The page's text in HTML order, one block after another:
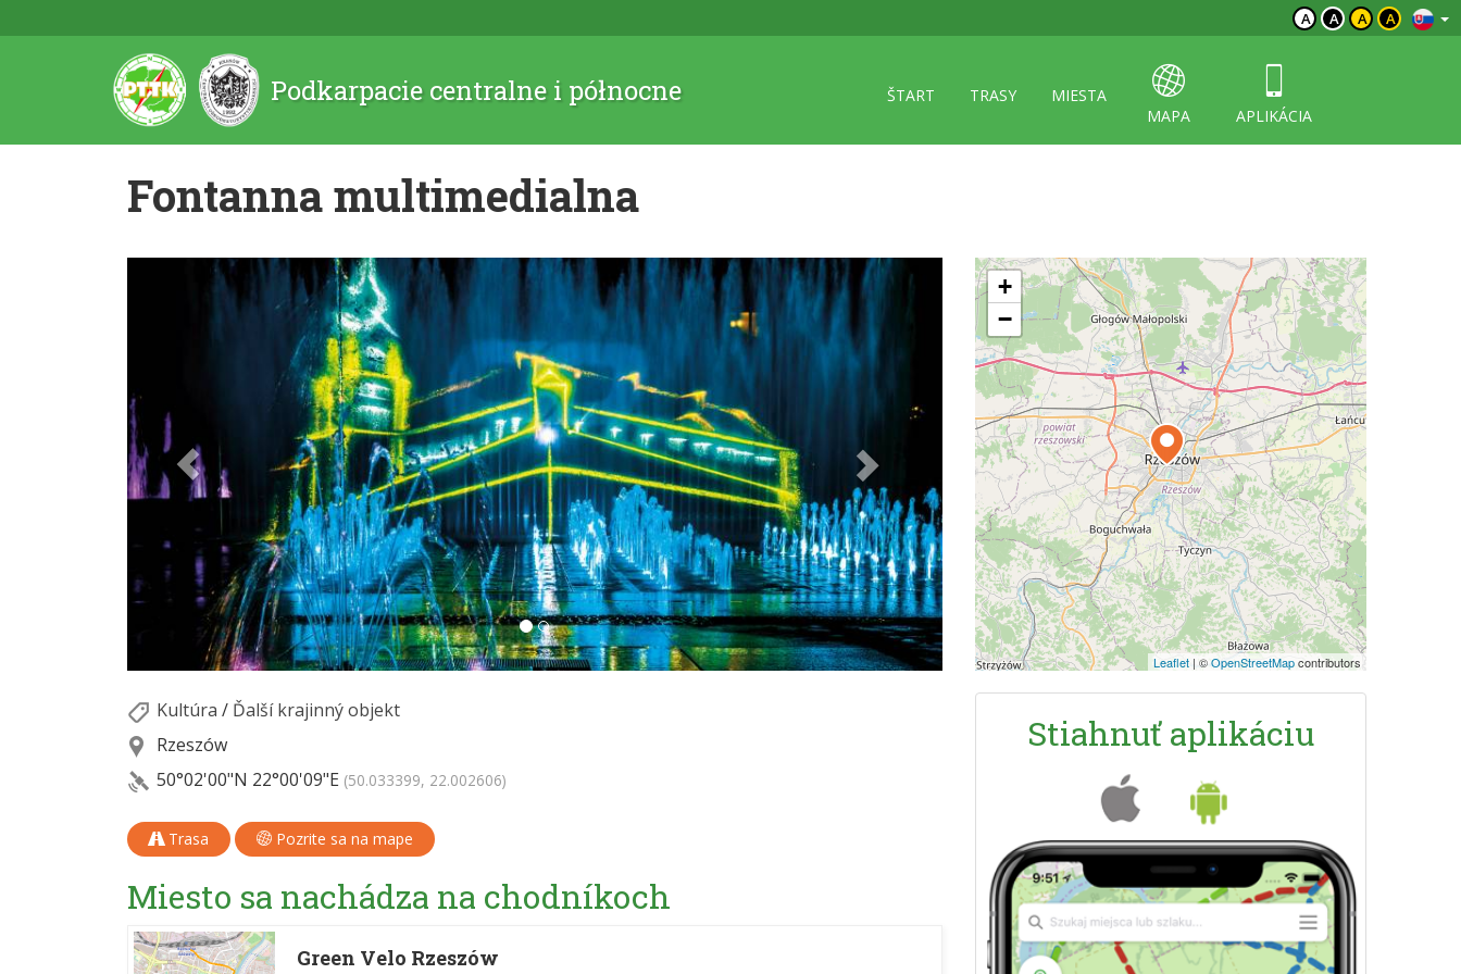
A A A A
Podkarpacie centralne i północne ŠTART TRASY
MIESTA
MAPA
APLIKÁCIA
Fontanna multimedialna
Kultúra / Ďalší krajinný objekt
Rzeszów
50°02'00"N 22°00'09"E (50.033399, 22.002606)
Trasa Pozrite sa na mape
Miesto sa nachádza na chodníkoch
Green Velo Rzeszów
+
−
Leaflet | ©OpenStreetMapcontributors
Stiahnuť aplikáciu